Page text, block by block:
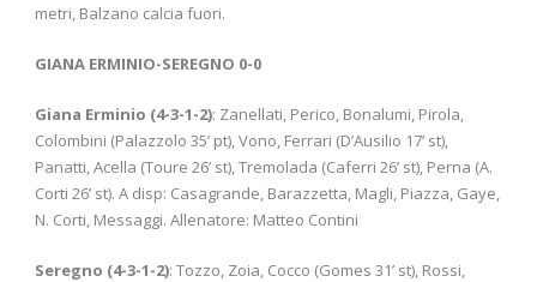
metri, Balzano calcia fuori.
GIANA ERMINIO-SEREGNO 0-0
Giana Erminio (4-3-1-2): Zanellati, Perico, Bonalumi, Pirola,
Colombini (Palazzolo 35’ pt), Vono, Ferrari (D’Ausilio 17’ st),
Panatti, Acella (Toure 26’ st), Tremolada (Caferri 26’ st), Perna (A.
Corti 26’ st). A disp: Casagrande, Barazzetta, Magli, Piazza, Gaye,
N. Corti, Messaggi. Allenatore: Matteo Contini
Seregno (4-3-1-2): Tozzo, Zoia, Cocco (Gomes 31’ st), Rossi,